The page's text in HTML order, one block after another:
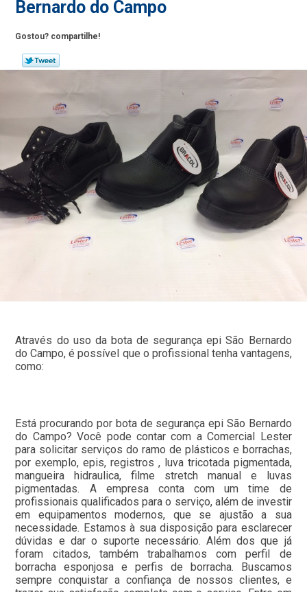
Bernardo do Campo
Gostou? compartilhe!
Através do uso da bota de segurança epi São Bernardo
do Campo, é possível que o profissional tenha vantagens,
como:
Está procurando por bota de segurança epi São Bernardo
do Campo? Você pode contar com a Comercial Lester
para solicitar serviços do ramo de plásticos e borrachas,
por exemplo, epis, registros , luva tricotada pigmentada,
mangueira hidraulica, filme stretch manual e luvas
pigmentadas. A empresa conta com um time de
profissionais qualificados para o serviço, além de investir
em equipamentos modernos, que se ajustão a sua
necessidade. Estamos à sua disposição para esclarecer
dúvidas e dar o suporte necessário. Além dos que já
foram citados, também trabalhamos com perfil de
borracha esponjosa e perfis de borracha. Buscamos
sempre conquistar a confiança de nossos clientes, e